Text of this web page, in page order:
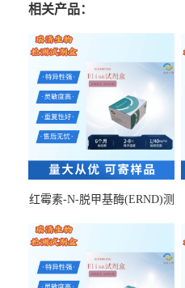
相关产品：
红霉素-N-脱甲基酶(ERND)测